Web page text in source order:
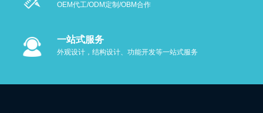
OEM代工/ODM定制/OBM合作
一站式服务
外观设计，结构设计、功能开发等一站式服务